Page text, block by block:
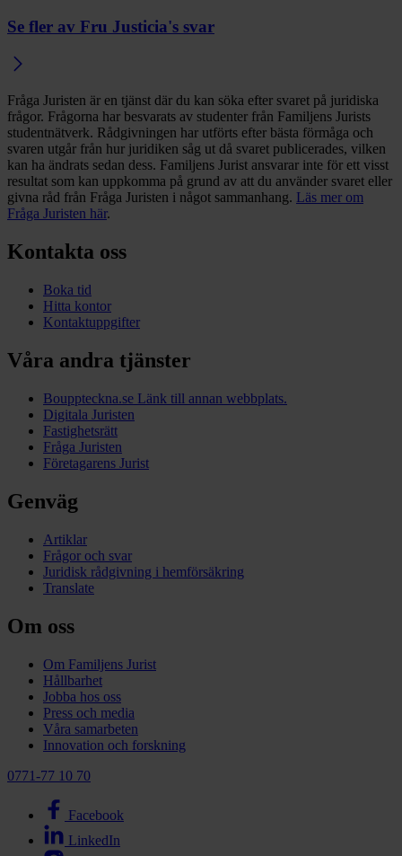
Se fler av Fru Justicia's svar
Fråga Juristen är en tjänst där du kan söka efter svaret på juridiska
frågor. Frågorna har besvarats av studenter från Familjens Jurists
studentnätverk. Rådgivningen har utförts efter bästa förmåga och
svaren utgår från hur juridiken såg ut då svaret publicerades, vilken
kan ha ändrats sedan dess. Familjens Jurist ansvarar inte för ett visst
resultat som kan uppkomma på grund av att du använder svaret eller
givna råd från Fråga Juristen i något sammanhang. Läs mer om
Fråga Juristen här.
Kontakta oss
Boka tid
Hitta kontor
Kontaktuppgifter
Våra andra tjänster
Bouppteckna.se Länk till annan webbplats.
Digitala Juristen
Fastighetsrätt
Fråga Juristen
Företagarens Jurist
Genväg
Artiklar
Frågor och svar
Juridisk rådgivning i hemförsäkring
Translate
Om oss
Om Familjens Jurist
Hållbarhet
Jobba hos oss
Press och media
Våra samarbeten
Innovation och forskning
0771-77 10 70
Facebook
LinkedIn